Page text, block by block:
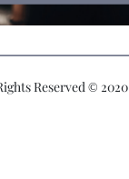
Reserved © 2020